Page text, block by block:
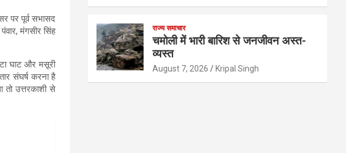
पर पूर्व सभासद
मंगसीर सिंह
घाट और मसूरी
संघर्ष करना है
तो उत्तरकाशी से
राज्य समाचार
चमोली में भारी बारिश से जनजीवन अस्त-
व्यस्त
August 7, 2026 Kripal Singh